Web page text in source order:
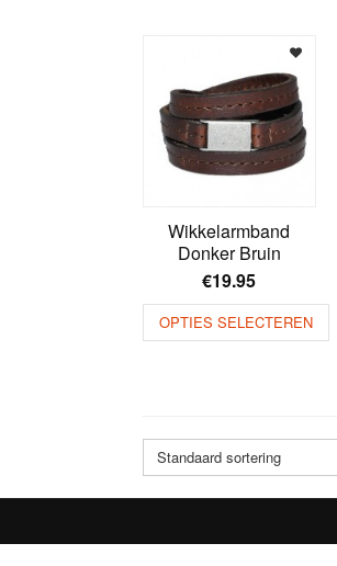
Wikkelarmband
Donker Bruin
€19.95
OPTIES SELECTEREN
Standaard sortering